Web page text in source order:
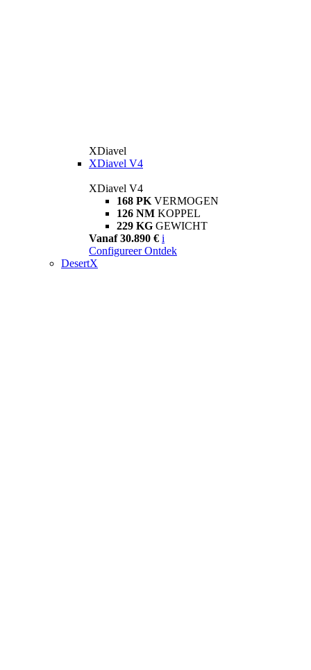
XDiavel
XDiavel V4
XDiavel V4
168 PK VERMOGEN
126 NM KOPPEL
229 KG GEWICHT
Vanaf 30.890 € i
Configureer Ontdek
DesertX